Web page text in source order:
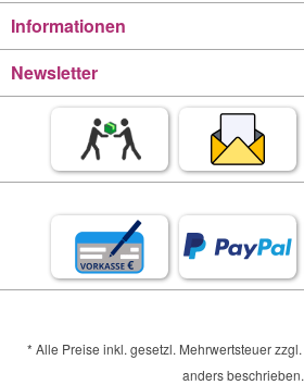
Informationen
Newsletter
* Alle Preise inkl. gesetzl. Mehrwertsteuer zzgl.
anders beschrieben.